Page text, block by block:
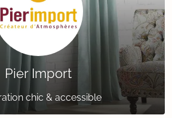
Pier Import
chic & accessible